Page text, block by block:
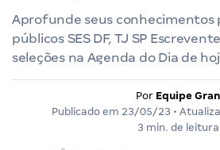
Aprofunde seus conhecimentos
públicos SES DF, TJ SP
seleções na Agenda do Dia de
Por Equipe Gran
Publicado em 23/05/23 •
3 min. de leitura